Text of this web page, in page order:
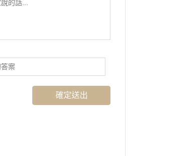
確定送出